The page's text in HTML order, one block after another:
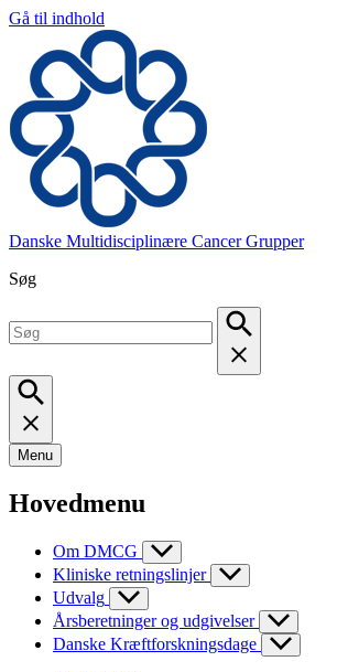
Gå til indhold
Danske Multidisciplinære Cancer Grupper
Søg
Menu
Hovedmenu
Om DMCG
Kliniske retningslinjer
Udvalg
Årsberetninger og udgivelser
Danske Kræftforskningsdage